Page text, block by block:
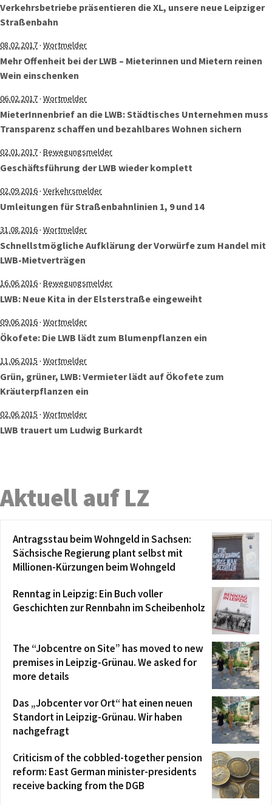
Verkehrsbetriebe präsentieren die XL, unsere neue Leipziger
Straßenbahn
08.02.2017· Wortmelder
Mehr Offenheit bei der LWB – Mieterinnen und Mietern reinen
Wein einschenken
06.02.2017· Wortmelder
MieterInnenbrief an die LWB: Städtisches Unternehmen muss
Transparenz schaffen und bezahlbares Wohnen sichern
02.01.2017· Bewegungsmelder
Geschäftsführung der LWB wieder komplett
02.09.2016· Verkehrsmelder
Umleitungen für Straßenbahnlinien 1, 9 und 14
31.08.2016· Wortmelder
Schnellstmögliche Aufklärung der Vorwürfe zum Handel mit
LWB-Mietverträgen
16.06.2016· Bewegungsmelder
LWB: Neue Kita in der Elsterstraße eingeweiht
09.06.2016· Wortmelder
Ökofete: Die LWB lädt zum Blumenpflanzen ein
11.06.2015 · Wortmelder
Grün, grüner, LWB: Vermieter lädt auf Ökofete zum
Kräuterpflanzen ein
02.06.2015 · Wortmelder
LWB trauert um Ludwig Burkardt
Aktuell auf LZ
Antragsstau beim Wohngeld in Sachsen:
Sächsische Regierung plant selbst mit
Millionen-Kürzungen beim Wohngeld
Renntag in Leipzig: Ein Buch voller
Geschichten zur Rennbahn im Scheibenholz
The “Jobcentre on Site” has moved to new
premises in Leipzig-Grünau. We asked for
more details
Das „Jobcenter vor Ort“ hat einen neuen
Standort in Leipzig-Grünau. Wir haben
nachgefragt
Criticism of the cobbled-together pension
reform: East German minister-presidents
receive backing from the DGB